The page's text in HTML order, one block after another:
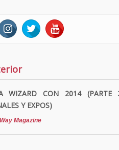
WIZARD CON 2014
Y EXPOS)
Magazine